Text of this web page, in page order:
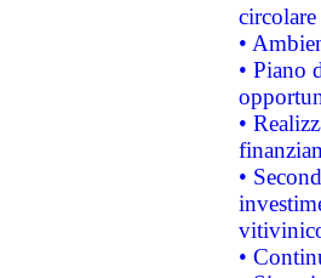
•
• Piano
•
•
•